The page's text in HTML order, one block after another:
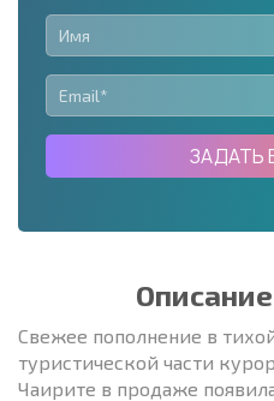
+1
ЗАДАТЬ
Свежее пополнение в
туристической части
Чаирите в продаже